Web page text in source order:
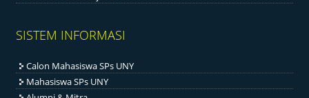
SISTEM INFORMASI
Calon Mahasiswa SPs UNY
Mahasiswa SPs UNY